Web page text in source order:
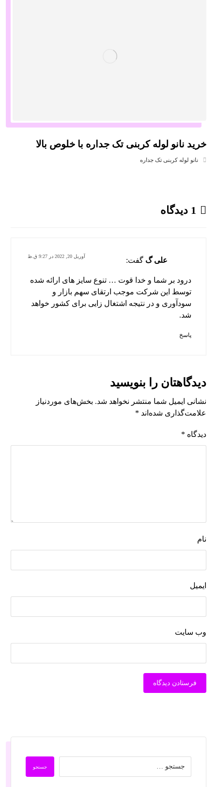
خرید نانو لوله کربنی تک جداره با خلوص بالا
نانو لوله کربنی تک جداره
1 دیدگاه
علی گ گفت: آوریل 20, 2022 در 9:27 ق.ظ
درود بر شما و خدا قوت … تنوع سایز های ارائه شده
توسط این شرکت موجب ارتقای سهم بازار و
سودآوری و در نتیجه اشتغال زایی برای کشور خواهد
شد.
پاسخ
دیدگاهتان را بنویسید
نشانی ایمیل شما منتشر نخواهد شد. بخش‌های موردنیاز
علامت‌گذاری شده‌اند *
دیدگاه *
نام
ایمیل
وب‌ سایت